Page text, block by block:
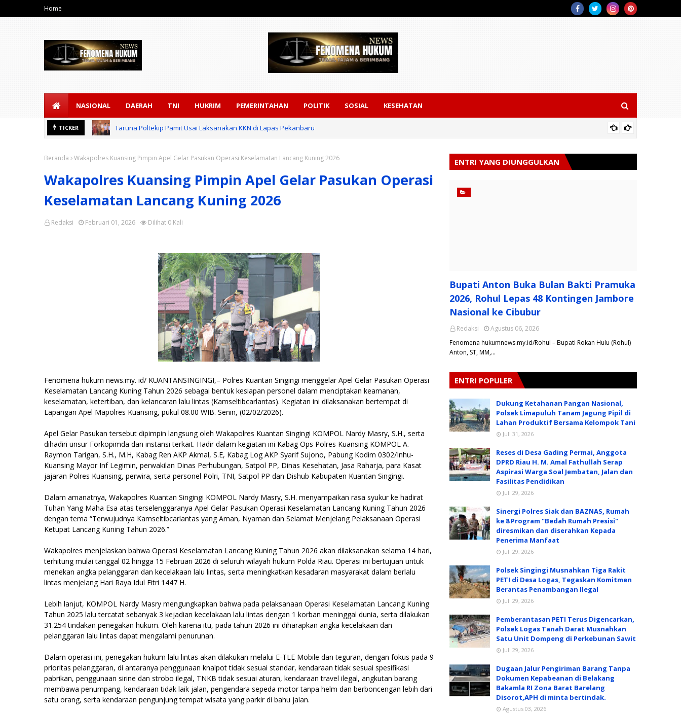
Home
NASIONAL DAERAH TNI HUKRIM PEMERINTAHAN POLITIK SOSIAL KESEHATAN
TICKER Taruna Poltekip Pamit Usai Laksanakan KKN di Lapas Pekanbaru
Beranda Wakapolres Kuansing Pimpin Apel Gelar Pasukan Operasi Keselamatan Lancang Kuning 2026
Wakapolres Kuansing Pimpin Apel Gelar Pasukan Operasi
Keselamatan Lancang Kuning 2026
Redaksi Dilihat 0 Kali
Februari 01, 2026
Fenomena hukum news.my. id/ KUANTANSINGINGI,– Polres Kuantan Singingi menggelar Apel Gelar Pasukan Operasi
Keselamatan Lancang Kuning Tahun 2026 sebagai bentuk kesiapan personel dalam menciptakan keamanan,
keselamatan, ketertiban, dan kelancaran lalu lintas (Kamseltibcarlantas). Kegiatan ini dilaksanakan bertempat di
Lapangan Apel Mapolres Kuansing, pukul 08.00 WIB. Senin, (02/02/2026).
Apel Gelar Pasukan tersebut dipimpin langsung oleh Wakapolres Kuantan Singingi KOMPOL Nardy Masry, S.H., serta
dihadiri unsur Forkopimda dan instansi terkait. Hadir dalam kegiatan ini Kabag Ops Polres Kuansing KOMPOL A.
Raymon Tarigan, S.H., M.H, Kabag Ren AKP Akmal, S.E, Kabag Log AKP Syarif Sujono, Pabung Kodim 0302/Inhu-
Kuansing Mayor Inf Legimin, perwakilan Dinas Perhubungan, Satpol PP, Dinas Kesehatan, Jasa Raharja, para Kasat
jajaran Polres Kuansing, perwira, serta personel Polri, TNI, Satpol PP dan Dishub Kabupaten Kuantan Singingi.
Dalam amanatnya, Wakapolres Kuantan Singingi KOMPOL Nardy Masry, S.H. menyampaikan rasa syukur ke hadirat
Tuhan Yang Maha Esa atas terselenggaranya Apel Gelar Pasukan Operasi Keselamatan Lancang Kuning Tahun 2026
dengan tema “Terwujudnya Kamseltibcarlantas yang Aman, Nyaman dan Selamat Menjelang Pelaksanaan Operasi
Ketupat Lancang Kuning Tahun 2026.”
Wakapolres menjelaskan bahwa Operasi Keselamatan Lancang Kuning Tahun 2026 akan dilaksanakan selama 14 hari,
terhitung mulai tanggal 02 hingga 15 Februari 2026 di seluruh wilayah hukum Polda Riau. Operasi ini bertujuan untuk
menekan angka pelanggaran dan kecelakaan lalu lintas, serta meningkatkan kesadaran masyarakat dalam berlalu
lintas menjelang Hari Raya Idul Fitri 1447 H.
Lebih lanjut, KOMPOL Nardy Masry mengungkapkan bahwa pada pelaksanaan Operasi Keselamatan Lancang Kuning
Tahun 2025 lalu tercatat sebanyak 3 kejadian kecelakaan lalu lintas dengan 1 korban meninggal dunia, serta dilakukan
31.254 tindakan penegakan hukum. Oleh karena itu, pada tahun 2026 ini diharapkan angka kecelakaan dan
pelanggaran lalu lintas dapat mengalami penurunan.
Dalam operasi ini, penegakan hukum lalu lintas akan dilakukan melalui E-TLE Mobile dan teguran, dengan fokus pada 9
prioritas pelanggaran, di antaranya penggunaan knalpot tidak sesuai standar, kendaraan tidak sesuai spesifikasi
pabrikan, penggunaan sirine dan strobo ilegal, TNKB tidak sesuai aturan, kendaraan travel ilegal, angkutan barang
membawa penumpang, kendaraan tidak laik jalan, pengendara sepeda motor tanpa helm dan berboncengan lebih dari
satu orang, serta kendaraan pengunjung tempat wisata yang parkir di bahu jalan.
ENTRI YANG DIUNGGULKAN
Bupati Anton Buka Bulan Bakti Pramuka
2026, Rohul Lepas 48 Kontingen Jambore
Nasional ke Cibubur
Redaksi
Agustus 06, 2026
​Fenomena hukumnews.my.id/Rohul – Bupati Rokan Hulu (Rohul)
Anton, ST, MM,…
ENTRI POPULER
Dukung Ketahanan Pangan Nasional,
Polsek Limapuluh Tanam Jagung Pipil di
Lahan Produktif Bersama Kelompok Tani
Juli 31, 2026
Reses di Desa Gading Permai, Anggota
DPRD Riau H. M. Amal Fathullah Serap
Aspirasi Warga Soal Jembatan, Jalan dan
Fasilitas Pendidikan
Juli 29, 2026
Sinergi Polres Siak dan BAZNAS, Rumah
ke 8 Program "Bedah Rumah Presisi"
diresmikan dan diserahkan Kepada
Penerima Manfaat
Juli 29, 2026
Polsek Singingi Musnahkan Tiga Rakit
PETI di Desa Logas, Tegaskan Komitmen
Berantas Penambangan Ilegal
Juli 29, 2026
Pemberantasan PETI Terus Digencarkan,
Polsek Logas Tanah Darat Musnahkan
Satu Unit Dompeng di Perkebunan Sawit
Juli 29, 2026
Dugaan Jalur Pengiriman Barang Tanpa
Dokumen Kepabeanan di Belakang
Bakamla RI Zona Barat Barelang
Disorot,APH di minta bertindak.
Agustus 03, 2026